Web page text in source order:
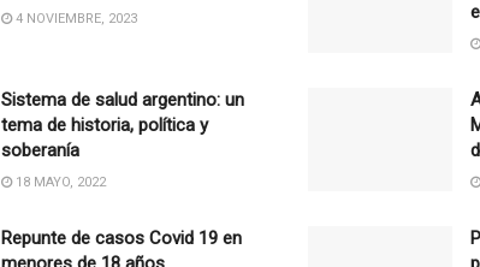
4 NOVIEMBRE, 2023
Sistema de salud argentino: un
tema de historia, política y
soberanía
18 MAYO, 2022
Repunte de casos Covid 19 en